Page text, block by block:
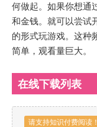
何做起。如果你想通
和金钱。就可以尝试
的形式玩游戏。这种
简单，观看量巨大。
在线下载列表
请支持知识付费阅读